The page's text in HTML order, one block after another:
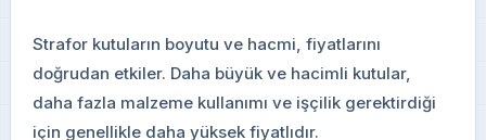
Strafor kutuların boyutu ve hacmi, fiyatlarını
doğrudan etkiler. Daha büyük ve hacimli kutular,
daha fazla malzeme kullanımı ve işçilik gerektirdiği
için genellikle daha yüksek fiyatlıdır.